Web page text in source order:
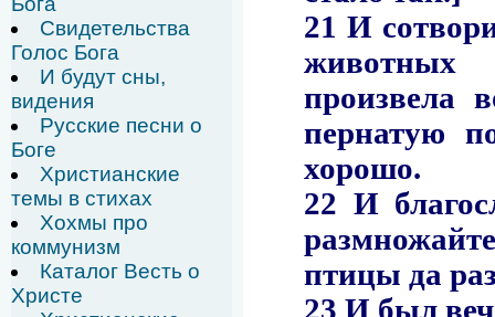
Свидетельства
Голос Бога
И будут сны,
видения
Русские песни о
Боге
Христианские
темы в стихах
Хохмы про
коммунизм
Каталог Весть о
Христе